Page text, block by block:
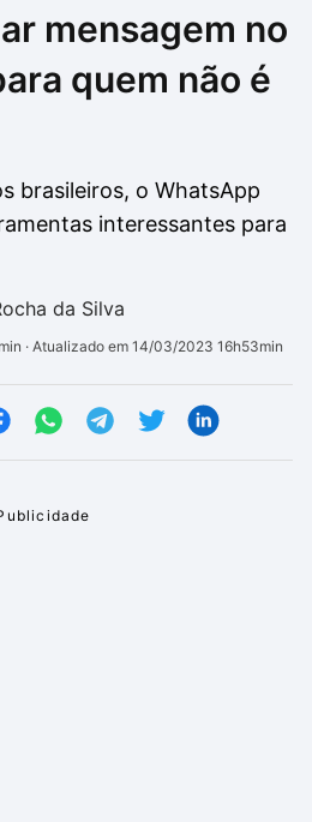
Drivers
Ver mais
Outros
Ver mais
mensagem no
quem não é
brasileiros, o WhatsApp
interessantes para
da Silva
· Atualizado em 14/03/2023 16h53min